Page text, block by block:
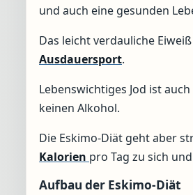
und auch eine gesunden
Das leicht verdauliche
Ausdauersport.
Lebenswichtiges Jod ist
keinen Alkohol.
Die Eskimo-Diät geht aber
Kalorien pro Tag zu sich
Aufbau der Eskimo-Diät